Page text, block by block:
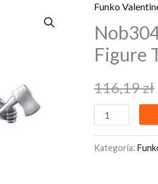
Funko
Figure
116,19zł
ilość
Nob3043
The
Wizard
Of
Bendyfigs
Bendable
Figure
Kategoria: